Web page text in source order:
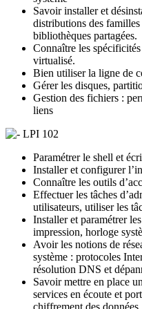
Savoir installer et
distributions des
bibliothèques partagées.
Connaître les
virtualisé.
Bien utiliser la ligne de
Gérer les disques,
Gestion des fichiers :
liens
LPI 102
Paramétrer le shell et
Installer et configurer
Connaître les outils
Effectuer les tâches
utilisateurs, utiliser les
Installer et paramétrer
impression, horloge
Avoir les notions de
système : protocoles
résolution DNS et
Savoir mettre en place
services en écoute et